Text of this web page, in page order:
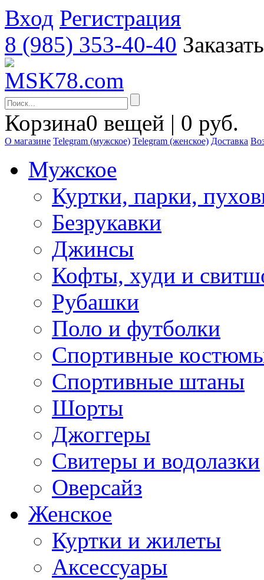
Вход Регистрация
8 (985) 353-40-40
Корзина0 вещей | 0 руб.
О магазине Telegram (мужское) Telegram (женское) Доставка
Мужское
Куртки, парки,
Безрукавки
Джинсы
Кофты, худи и
Рубашки
Поло и футболки
Спортивные
Спортивные штаны
Шорты
Джоггеры
Свитеры и водолазки
Оверсайз
Женское
Куртки и жилеты
Аксессуары